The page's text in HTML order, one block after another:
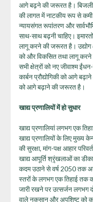
आगे बढ़ने की जरूरत है। बिजली
की लागत में नाटकीय रूप से कमी
न्यायसंगत रूपांतरण और
साथ-साथ बढ़नी चाहिए।
लागू करने की जरूरत है। उद्योग
को और विकसित तथा लागू
सभी क्षेत्रों को नए जीवाश्म
कार्बन प्रौद्योगिकी को आगे
को आगे बढ़ाने की जरूरत है।
खाद्य प्रणालियों में हो सुधार
खाद्य प्रणालियां लगभग एक
खाद्य प्रणालियों के लिए मुख्‍य
की सुरक्षा, मांग-पक्ष आहार
खाद्य आपूर्ति श्रृंखलाओं का
कदम उठाने से वर्ष 2050 तक
स्तरों के लगभग एक तिहाई तक
जारी रखने पर उत्सर्जन लगभग
वाले नुकसान और अपशिष्ट को